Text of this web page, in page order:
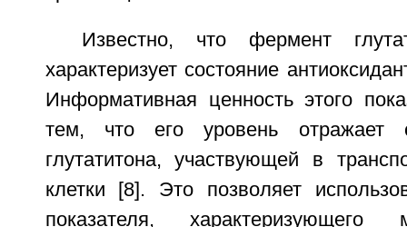
Известно, что фермент
характеризует состояние
Информативная ценность этого
тем, что его уровень отражает
глутатитона, участвующей в
клетки [8]. Это позволяет
показателя, характеризующего